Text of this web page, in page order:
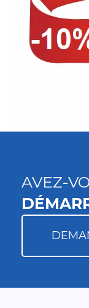
AVEZ-